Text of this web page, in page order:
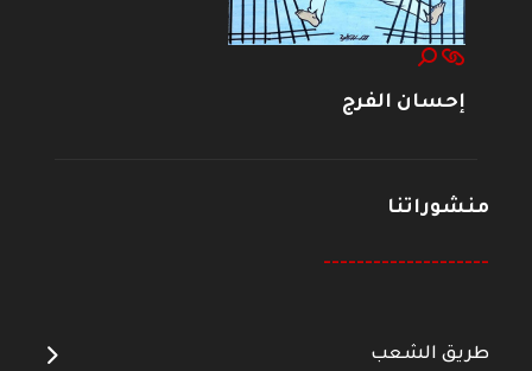
إحسان الفرج
منشوراتنا
--------------------
طريق الشعب